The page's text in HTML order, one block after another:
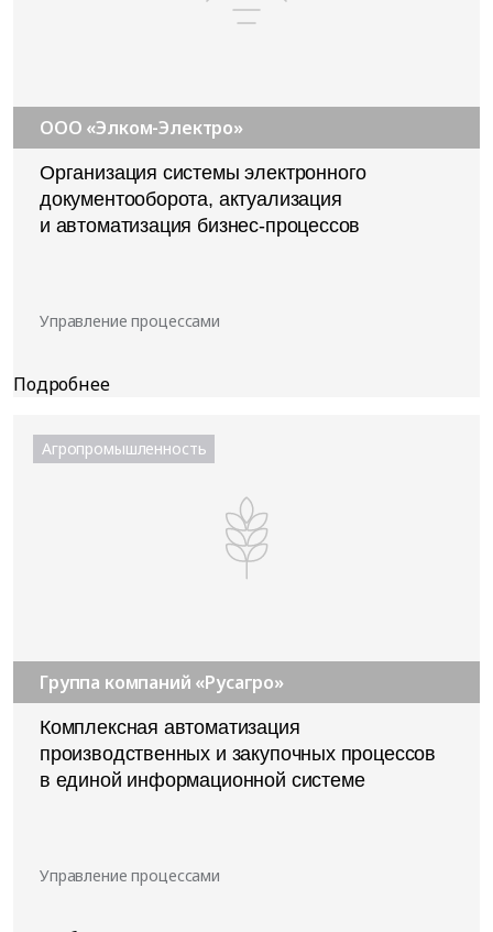
ООО «Элком-Электро»
Организация системы электронного
документооборота, актуализация
и автоматизация бизнес-процессов
Управление процессами
Агропромышленность
Группа компаний «Русагро»
Комплексная автоматизация
производственных и закупочных процессов
в единой информационной системе
Управление процессами